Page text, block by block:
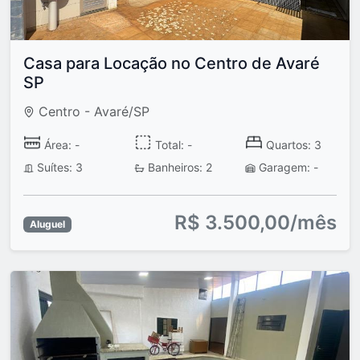
Casa para Locação no Centro de Avaré
SP
Centro - Avaré/SP
Área: - Total: -
Quartos: 3
Suítes: 3
Banheiros: 2 Garagem: -
Aluguel R$ 3.500,00/mês